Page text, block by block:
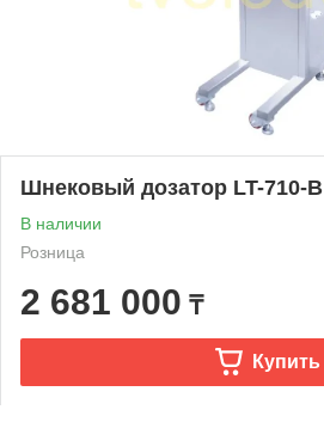
Шнековый дозатор LT-710-B
В наличии
Розница
2 681 000 ₸
Купить